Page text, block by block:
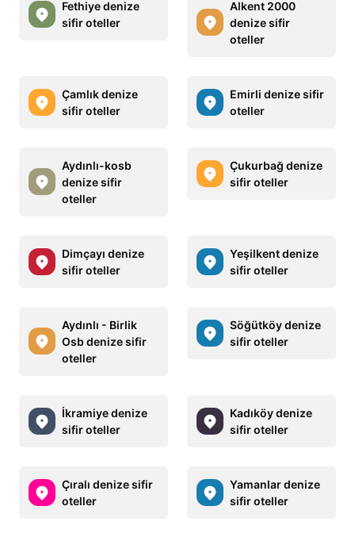
Fethiye denize
sifir oteller
Alkent 2000
denize sifir
oteller
Çamlık denize
sifir oteller
Emirli denize sifir
oteller
Aydınlı-kosb
denize sifir
oteller
Çukurbağ denize
sifir oteller
Dimçayı denize
sifir oteller
Yeşilkent denize
sifir oteller
Aydınlı - Birlik
Osb denize sifir
oteller
Söğütköy denize
sifir oteller
İkramiye denize
sifir oteller
Kadıköy denize
sifir oteller
Çıralı denize sifir
oteller
Yamanlar denize
sifir oteller